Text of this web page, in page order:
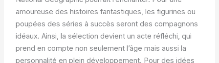
amoureuse des histoires fantastiques, les figurines ou
poupées des séries à succès seront des compagnons
idéaux. Ainsi, la sélection devient un acte réfléchi, qui
prend en compte non seulement l’âge mais aussi la
personnalité en plein développement. Pour des idées